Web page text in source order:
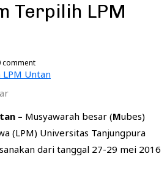
Terpilih LPM
comment
– Musyawarah besar (Mubes)
(LPM) Universitas Tanjungpura
dari tanggal 27-29 mei 2016